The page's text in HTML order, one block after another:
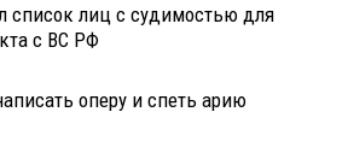
список лиц с судимостью для
с ВС РФ
оперу и спеть арию